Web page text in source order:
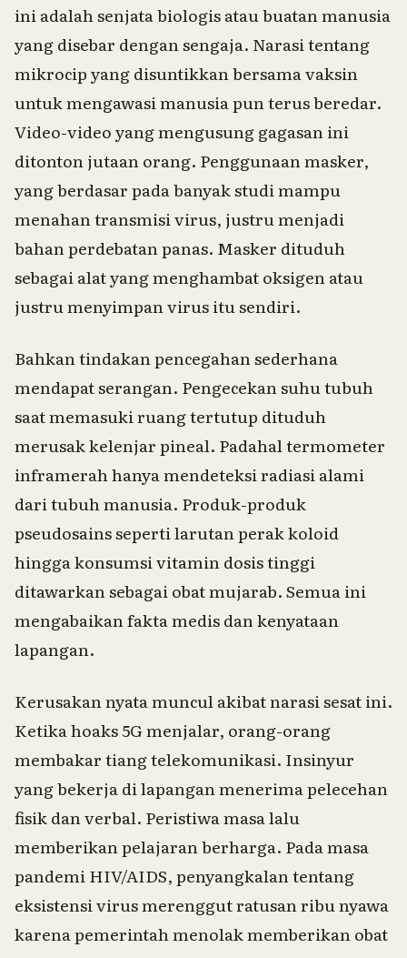
ini adalah senjata biologis atau buatan manusia
yang disebar dengan sengaja. Narasi tentang
mikrocip yang disuntikkan bersama vaksin
untuk mengawasi manusia pun terus beredar.
Video-video yang mengusung gagasan ini
ditonton jutaan orang. Penggunaan masker,
yang berdasar pada banyak studi mampu
menahan transmisi virus, justru menjadi
bahan perdebatan panas. Masker dituduh
sebagai alat yang menghambat oksigen atau
justru menyimpan virus itu sendiri.
Bahkan tindakan pencegahan sederhana
mendapat serangan. Pengecekan suhu tubuh
saat memasuki ruang tertutup dituduh
merusak kelenjar pineal. Padahal termometer
inframerah hanya mendeteksi radiasi alami
dari tubuh manusia. Produk-produk
pseudosains seperti larutan perak koloid
hingga konsumsi vitamin dosis tinggi
ditawarkan sebagai obat mujarab. Semua ini
mengabaikan fakta medis dan kenyataan
lapangan.
Kerusakan nyata muncul akibat narasi sesat ini.
Ketika hoaks 5G menjalar, orang-orang
membakar tiang telekomunikasi. Insinyur
yang bekerja di lapangan menerima pelecehan
fisik dan verbal. Peristiwa masa lalu
memberikan pelajaran berharga. Pada masa
pandemi HIV/AIDS, penyangkalan tentang
eksistensi virus merenggut ratusan ribu nyawa
karena pemerintah menolak memberikan obat